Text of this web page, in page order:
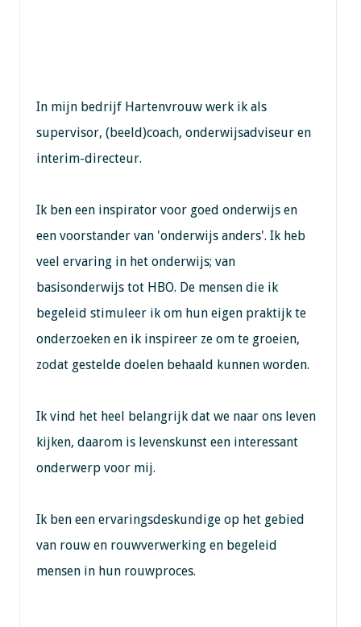
In mijn bedrijf Hartenvrouw werk ik als
supervisor, (beeld)coach, onderwijsadviseur en
interim-directeur.
Ik ben een inspirator voor goed onderwijs en
een voorstander van 'onderwijs anders'. Ik heb
veel ervaring in het onderwijs; van
basisonderwijs tot HBO. De mensen die ik
begeleid stimuleer ik om hun eigen praktijk te
onderzoeken en ik inspireer ze om te groeien,
zodat gestelde doelen behaald kunnen worden.
Ik vind het heel belangrijk dat we naar ons leven
kijken, daarom is levenskunst een interessant
onderwerp voor mij.
Ik ben een ervaringsdeskundige op het gebied
van rouw en rouwverwerking en begeleid
mensen in hun rouwproces.